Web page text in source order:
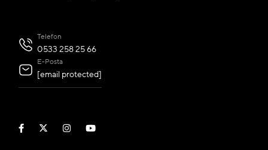
Telefon
0533 258 25 66
E-Posta
[email protected]